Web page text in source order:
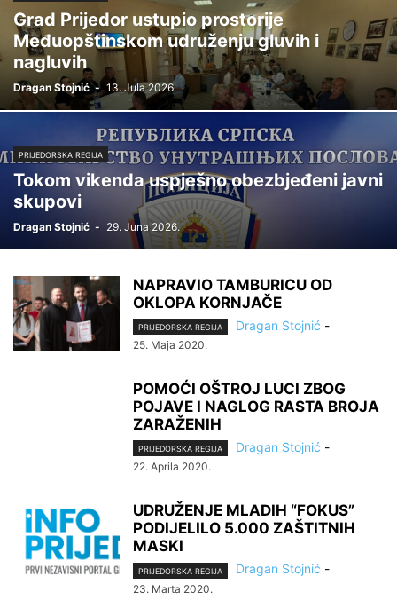
Grad Prijedor ustupio prostorije
Međuopštinskom udruženju gluvih i
nagluvih
Dragan Stojnić - 13. Jula 2026.
PRIJEDORSKA REGIJA
Tokom vikenda uspješno obezbjeđeni javni
skupovi
Dragan Stojnić - 29. Juna 2026.
NAPRAVIO TAMBURICU OD
OKLOPA KORNJAČE
PRIJEDORSKA REGIJA Dragan Stojnić -
25. Maja 2020.
POMOĆI OŠTROJ LUCI ZBOG
POJAVE I NAGLOG RASTA BROJA
ZARAŽENIH
PRIJEDORSKA REGIJA Dragan Stojnić -
22. Aprila 2020.
UDRUŽENJE MLADIH “FOKUS”
PODIJELILO 5.000 ZAŠTITNIH
MASKI
PRIJEDORSKA REGIJA Dragan Stojnić -
23. Marta 2020.